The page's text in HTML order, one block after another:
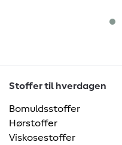
Stoffer til hverdagen
Bomuldsstoffer
Hørstoffer
Viskosestoffer